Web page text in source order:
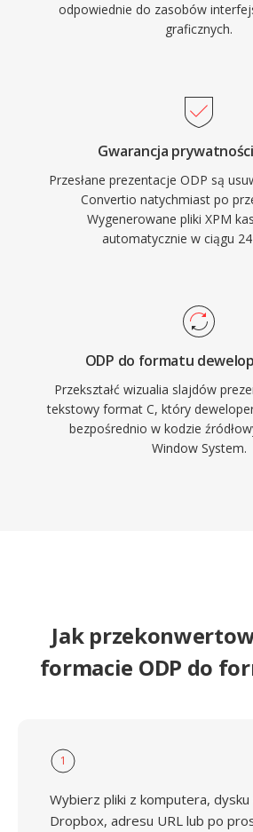
odpowiednie do zasobów
graficznych.
Gwarancja
Przesłane prezentacje ODP są
Convertio natychmiast po
Wygenerowane pliki XPM
automatycznie w ciągu
ODP do formatu
Przekształć wizualia slajdów
tekstowy format C, który
bezpośrednio w kodzie
Window System.
Jak
formacie ODP do
1
Wybierz pliki z komputera, dysku
Dropbox, adresu URL lub po